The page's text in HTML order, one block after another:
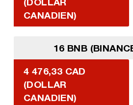
CANADIEN)
16 BNB
4 476,33 CAD
(DOLLAR
CANADIEN)